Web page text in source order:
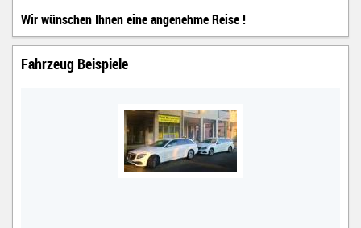
Wir wünschen Ihnen eine angenehme Reise !
Fahrzeug Beispiele